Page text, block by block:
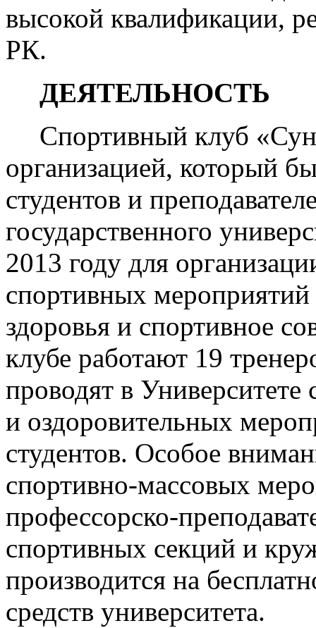
высокой квалификации,
РК.
ДЕЯТЕЛЬНОСТЬ
Спортивный клуб
организацией, который
студентов и
государственного
2013 году для
спортивных
здоровья и спортивное
клубе работают 19
проводят в
и оздоровительных
студентов. Особое
спортивно-массовых
профессорско-
спортивных секций и
производится на
средств университета.